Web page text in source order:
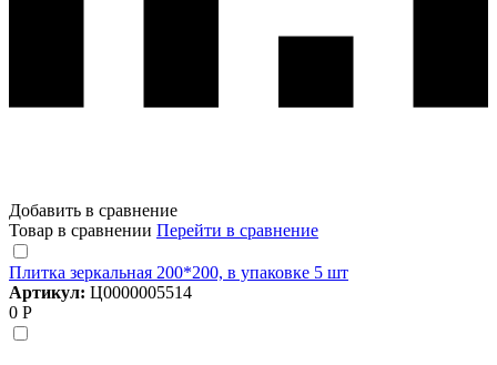
Добавить в сравнение
Товар в сравнении Перейти в сравнение
Плитка зеркальная 200*200, в упаковке 5 шт
Артикул: Ц0000005514
0 Р